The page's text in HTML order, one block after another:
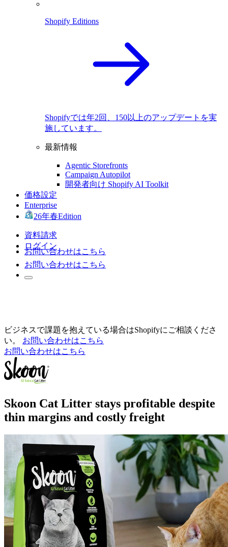
Shopify Editions
Shopifyでは年2回、150以上のアップデートを実
施しています。
最新情報
Agentic Storefronts
Campaign Autopilot
開発者向け Shopify AI Toolkit
価格設定
Enterprise
26年春Edition
資料請求
ログイン
お問い合わせはこちら
お問い合わせはこちら
ビジネスで課題を抱えている場合はShopifyにご相談くださ
い。
お問い合わせはこちら
お問い合わせはこちら
Skoon Cat Litter stays profitable despite
thin margins and costly freight